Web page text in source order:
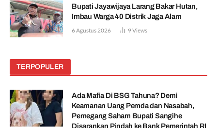
Bupati Jayawijaya Larang Bakar Hutan,
Imbau Warga 40 Distrik Jaga Alam
6 Agustus 2026 9Views
TERPOPULER
Ada Mafia Di BSG Tahuna? Demi
Keamanan Uang Pemda dan Nasabah,
Pemegang Saham Bupati Sangihe
Disarankan Pindah ke Bank Pemerintah RI